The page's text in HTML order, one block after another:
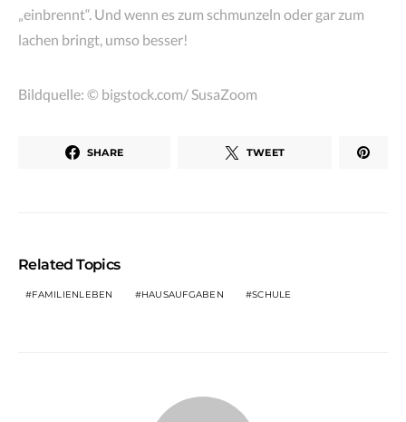
„einbrennt“. Und wenn es zum schmunzeln oder gar zum
lachen bringt, umso besser!
Bildquelle: © bigstock.com/ SusaZoom
SHARE TWEET
Related Topics
FAMILIENLEBEN HAUSAUFGABEN SCHULE